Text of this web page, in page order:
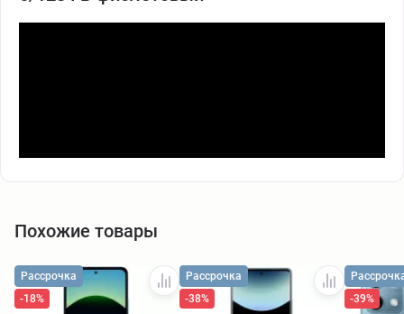
Похожие товары
Рассрочка
-18%
Рассрочка
-38%
-39%